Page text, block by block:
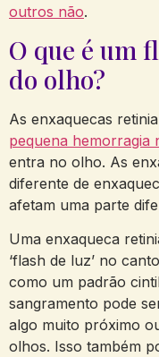
outros não.
O que é um
do olho?
As enxaquecas
pequena hemorragia
entra no olho. As
diferente de
afetam uma parte
Uma enxaqueca
‘flash de luz’ no
como um padrão
sangramento pode
algo muito próximo
olhos. Isso também